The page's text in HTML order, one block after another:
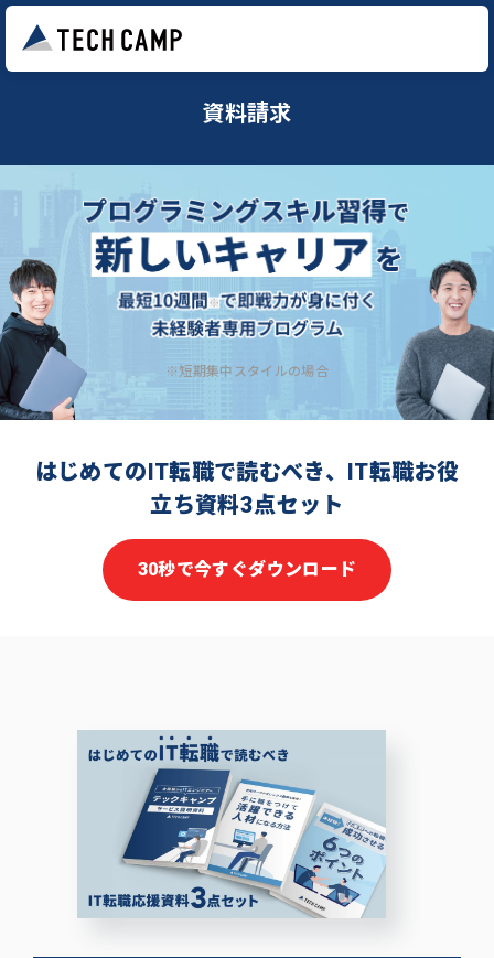
資料請求
※短期集中スタイルの場合
はじめてのIT転職で読むべき、IT転職お役
立ち資料3点セット
30秒で今すぐダウンロード